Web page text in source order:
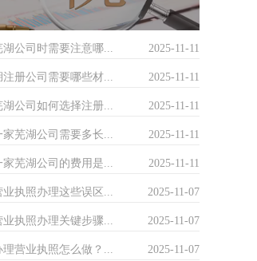
公司时需要注意哪... 2025-11-11
册公司需要哪些材... 2025-11-11
公司如何选择注册... 2025-11-11
芜湖公司需要多长... 2025-11-11
芜湖公司的费用是... 2025-11-11
执照办理这些误区... 2025-11-07
执照办理关键步骤... 2025-11-07
营业执照怎么做？... 2025-11-07